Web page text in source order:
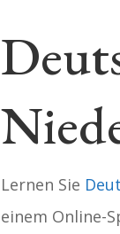
Lernen Sie
einem Online-